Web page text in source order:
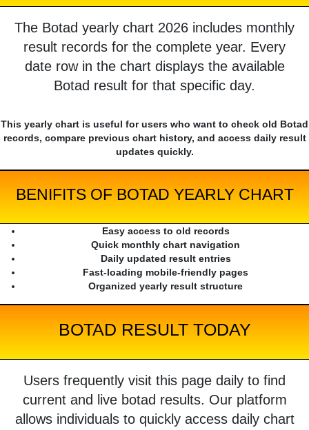
The Botad yearly chart 2026 includes monthly
result records for the complete year. Every
date row in the chart displays the available
Botad result for that specific day.
This yearly chart is useful for users who want to check old Botad
records, compare previous chart history, and access daily result
updates quickly.
BENIFITS OF BOTAD YEARLY CHART
Easy access to old records
Quick monthly chart navigation
Daily updated result entries
Fast-loading mobile-friendly pages
Organized yearly result structure
BOTAD RESULT TODAY
Users frequently visit this page daily to find
current and live botad results. Our platform
allows individuals to quickly access daily chart